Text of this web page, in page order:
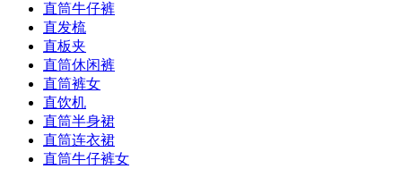
直筒牛仔裤
直发梳
直板夹
直筒休闲裤
直筒裤女
直饮机
直筒半身裙
直筒连衣裙
直筒牛仔裤女